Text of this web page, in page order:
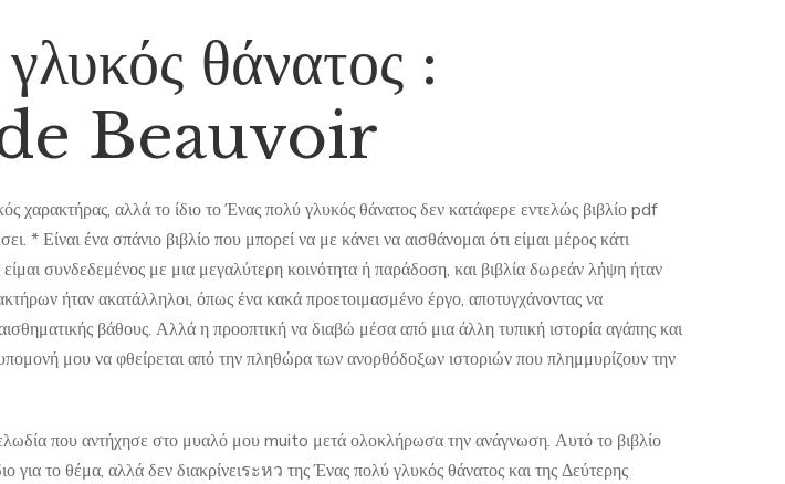
θάνατος :
Beauvoir
χαρακτήρας, αλλά το ίδιο το Ένας πολύ γλυκός θάνατος δεν κατάφερε εντελώς βιβλίο pdf
* Είναι ένα σπάνιο βιβλίο που μπορεί να με κάνει να αισθάνομαι ότι είμαι μέρος κάτι
συνδεδεμένος με μια μεγαλύτερη κοινότητα ή παράδοση, και βιβλία δωρεάν λήψη ήταν
ήταν ακατάλληλοι, όπως ένα κακά προετοιμασμένο έργο, αποτυγχάνοντας να
βάθους. Αλλά η προοπτική να διαβώ μέσα από μια άλλη τυπική ιστορία αγάπης και
μου να φθείρεται από την πληθώρα των ανορθόδοξων ιστοριών που πλημμυρίζουν την
που αντήχησε στο μυαλό μου muito μετά ολοκλήρωσα την ανάγνωση. Αυτό το βιβλίο
για το θέμα, αλλά δεν διακρίνειระหว της Ένας πολύ γλυκός θάνατος και της Δεύτερης